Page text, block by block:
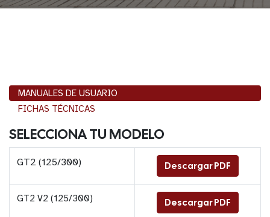
MANUALES DE USUARIO
FICHAS TÉCNICAS
SELECCIONA TU MODELO
GT2 (125/300) Descargar PDF
GT2 V2 (125/300) Descargar PDF